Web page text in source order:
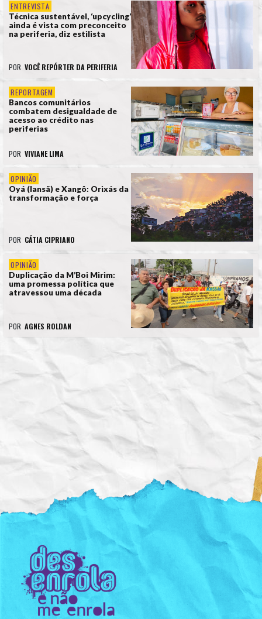
ENTREVISTA
Técnica sustentável, ‘upcycling’
ainda é vista com preconceito
na periferia, diz estilista
POR VOCÊ REPÓRTER DA PERIFERIA
REPORTAGEM
Bancos comunitários
combatem desigualdade de
acesso ao crédito nas
periferias
POR VIVIANE LIMA
OPINIÃO
Oyá (Iansã) e Xangô: Orixás da
transformação e força
POR CÁTIA CIPRIANO
OPINIÃO
Duplicação da M’Boi Mirim:
uma promessa política que
atravessou uma década
POR AGNES ROLDAN